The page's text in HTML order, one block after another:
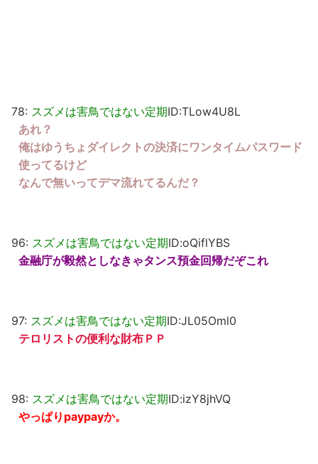
78: スズメは害鳥ではない定期ID:TLow4U8L
あれ？
俺はゆうちょダイレクトの決済にワンタイムパスワード
使ってるけど
なんで無いってデマ流れてるんだ？
96: スズメは害鳥ではない定期ID:oQiflYBS
金融庁が毅然としなきゃタンス預金回帰だぞこれ
97: スズメは害鳥ではない定期ID:JL05Oml0
テロリストの便利な財布ＰＰ
98: スズメは害鳥ではない定期ID:izY8jhVQ
やっぱりpaypayか。